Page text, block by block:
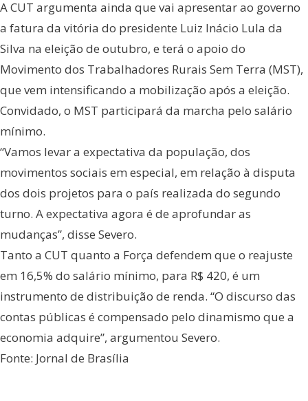
A CUT argumenta ainda que vai apresentar ao governo
a fatura da vitória do presidente Luiz Inácio Lula da
Silva na eleição de outubro, e terá o apoio do
Movimento dos Trabalhadores Rurais Sem Terra (MST),
que vem intensificando a mobilização após a eleição.
Convidado, o MST participará da marcha pelo salário
mínimo.
“Vamos levar a expectativa da população, dos
movimentos sociais em especial, em relação à disputa
dos dois projetos para o país realizada do segundo
turno. A expectativa agora é de aprofundar as
mudanças”, disse Severo.
Tanto a CUT quanto a Força defendem que o reajuste
em 16,5% do salário mínimo, para R$ 420, é um
instrumento de distribuição de renda. “O discurso das
contas públicas é compensado pelo dinamismo que a
economia adquire”, argumentou Severo.
Fonte: Jornal de Brasília